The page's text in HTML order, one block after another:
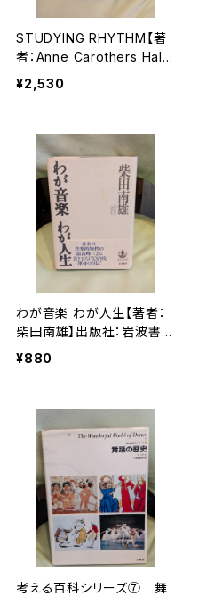
STUDYING RHYTHM【著
者：Anne Carothers Hall】
出版社：PRENTICE-HALL,I
NC 1989年
¥2,530
わが音楽 わが人生【著者：
柴田南雄】出版社：岩波書
店 1995年
¥880
考える百科シリーズ⑦ 舞